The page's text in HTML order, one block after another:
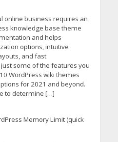
online business requires an
knowledge base theme
and helps
options, intuitive
and fast
some of the features you
WordPress wiki themes
for 2021 and beyond.
to determine […]
Memory Limit (quick